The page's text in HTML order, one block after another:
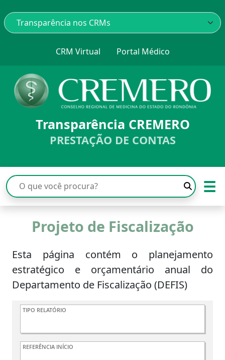
CRM Virtual Portal Médico
Transparência CREMERO
PRESTAÇÃO DE CONTAS
☰
Projeto de Fiscalização
Esta página contém o planejamento
estratégico e orçamentário anual do
Departamento de Fiscalização (DEFIS)